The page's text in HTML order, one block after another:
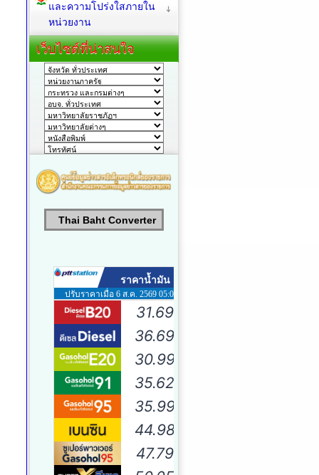
และความโปร่งใสภายใน
หน่วยงาน
เว็บไซต์ที่น่าสนใจ
Thai Baht Converter